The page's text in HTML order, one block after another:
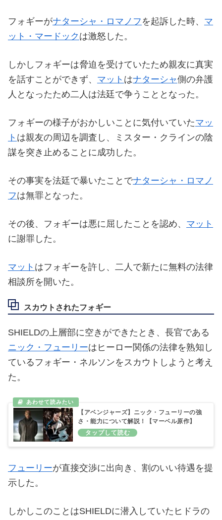
フォギーがナターシャ・ロマノフ を起訴した時、 マ
ット・マードック は激怒した。
しかしフォギーは脅迫を受けていたため親友に真実
を話すことができず、 マット はナターシャ側の弁護
人となったため二人は法廷で争うこととなった。
フォギーの様子がおかしいことに気付いていたマッ
ト は親友の周辺を調査し、ミスター・クラインの陰
謀を突き止めることに成功した。
その事実を法廷で暴いたことでナターシャ・ロマノ
フは無罪となった。
その後、フォギーは悪に屈したことを認め、 マット
に謝罪した。
マット はフォギーを許し、二人で新たに無料の法律
相談所を開いた。
スカウトされたフォギー
SHIELDの上層部に空きができたとき、長官である
ニック・フューリーはヒーロー関係の法律を熟知し
ているフォギー・ネルソンをスカウトしようと考え
た。
【アベンジャーズ】ニック・フューリーの強
さ・能力について解説！【マーベル原作】
フューリーが直接交渉に出向き、割のいい待遇を提
示した。
しかしこのことはSHIELDに潜入していたヒドラの